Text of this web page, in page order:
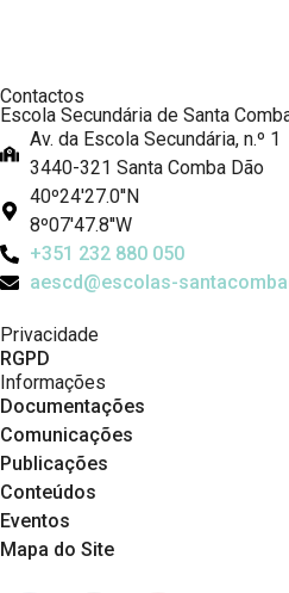
Contactos
Escola Secundária de Santa
Av. da Escola Secundária, n.º 1
3440-321 Santa Comba Dão
40º24'27.0''N
8º07'47.8''W
+351 232 880 050
aescd@escolas-
Privacidade
RGPD
Informações
Documentações
Comunicações
Publicações
Conteúdos
Eventos
Mapa do Site